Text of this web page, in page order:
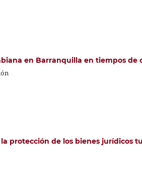
en Barranquilla en tiempos de
protección de los bienes jurídicos